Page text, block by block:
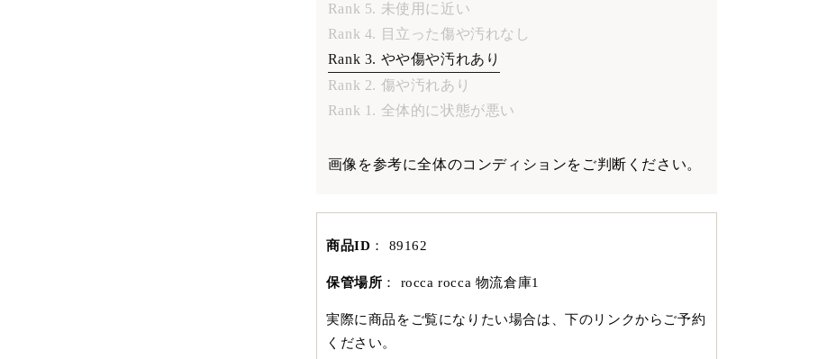
Rank 5. 未使用に近い
Rank 4. 目立った傷や汚れなし
Rank 3. やや傷や汚れあり
Rank 2. 傷や汚れあり
Rank 1. 全体的に状態が悪い
画像を参考に全体のコンディションをご判断ください。
商品ID ： 89162
保管場所 ： rocca rocca 物流倉庫1
実際に商品をご覧になりたい場合は、下のリンクからご予約
ください。